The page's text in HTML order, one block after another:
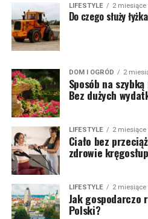
LIFESTYLE 2 miesiące
Do czego służy
DOM I OGRÓD 2
Sposób na
Bez dużych
LIFESTYLE 2 miesiące
Ciało bez
zdrowie
LIFESTYLE 2 miesiące
Jak gospodarczo
Polski?